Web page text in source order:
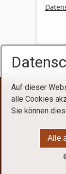
© 2026
Auf dieser
alle Cookies
Sie können
Alle